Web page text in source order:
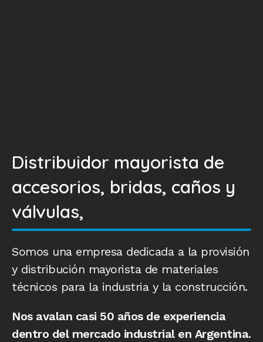
Distribuidor mayorista de
accesorios, bridas, caños y
válvulas,
Somos una empresa dedicada a la provisión
y distribución mayorista de materiales
técnicos para la industria y la construcción.
Nos avalan casi 50 años de experiencia
dentro del mercado industrial en Argentina.